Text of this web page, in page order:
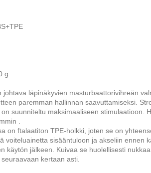
g
johtava läpinäkyvien masturbaattorivihreän
paremman hallinnan saavuttamiseksi.
suunniteltu maksimaaliseen stimulaatioon.
.
on ftalaatiton TPE-holkki, joten se on
voiteluainetta sisääntuloon ja akseliin ennen
käytön jälkeen. Kuivaa se huolellisesti
kertaan asti.